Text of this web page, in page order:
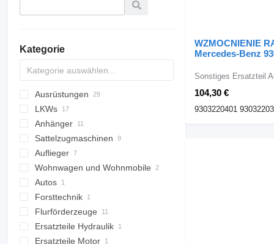
Kategorie
Ausrüstungen
Ausrüstungen für LKW
Aufbauten
Planenaufbauten
Kühlaufbauten
Isotherm Aufbauten
Wechselbrücken BDF
Wechselpritschen
Auto-Zubehöre
Dachträger
sonstige Ausrüstungen
LKWs
Schiebeplanen-LKW
Fahrgestell LKW
Kühlkoffer LKW
Pritsche LKW
Muldenkipper
Abrollkipper
Anhänger
Schiebeplanenanhänger
Kühlanhänger
Sattelzugmaschinen
Auflieger
Schiebeplanenauflieger
Tieflader Auflieger
Wohnwagen und Wohnmobile
Wohnmobile
integrierte Wohnmobile
teilintegrierte Wohnmobile
Autos
Forsttechnik
Holzhäcksler
Flurförderzeuge
Gabelstapler
Diesel-Gabelstapler
Ersatzteile Hydraulik
Hydraulikpumpen
Ersatzteile Motor
WZMOCNIENIE
Mercedes-Benz
MP4
104,30 €
Sonstiges Ersatzteil
9303220401